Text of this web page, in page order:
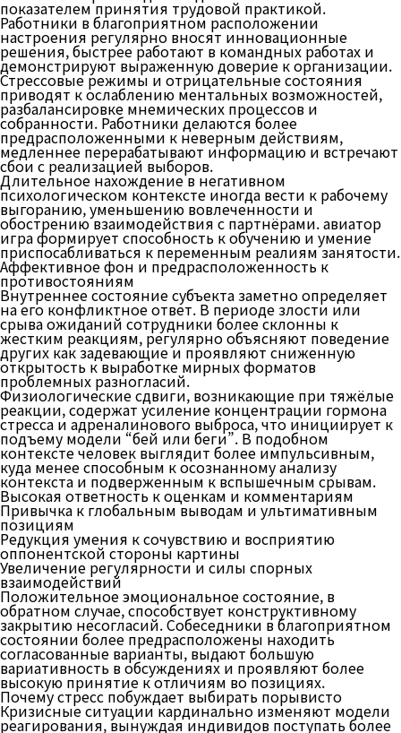
показателем принятия трудовой практикой.
Работники в благоприятном расположении
настроения регулярно вносят инновационные
решения, быстрее работают в командных работах и
демонстрируют выраженную доверие к организации.
Стрессовые режимы и отрицательные состояния
приводят к ослаблению ментальных возможностей,
разбалансировке мнемических процессов и
собранности. Работники делаются более
предрасположенными к неверным действиям,
медленнее перерабатывают информацию и встречают
сбои с реализацией выборов.
Длительное нахождение в негативном
психологическом контексте иногда вести к рабочему
выгоранию, уменьшению вовлеченности и
обострению взаимодействия с партнёрами. авиатор
игра формирует способность к обучению и умение
приспосабливаться к переменным реалиям занятости.
Аффективное фон и предрасположенность к
противостояниям
Внутреннее состояние субъекта заметно определяет
на его конфликтное ответ. В периоде злости или
срыва ожиданий сотрудники более склонны к
жестким реакциям, регулярно объясняют поведение
других как задевающие и проявляют сниженную
открытость к выработке мирных форматов
проблемных разногласий.
Физиологические сдвиги, возникающие при тяжёлые
реакции, содержат усиление концентрации гормона
стресса и адреналинового выброса, что инициирует к
подъему модели “бей или беги”. В подобном
контексте человек выглядит более импульсивным,
куда менее способным к осознанному анализу
контекста и подверженным к вспышечным срывам.
Высокая ответность к оценкам и комментариям
Привычка к глобальным выводам и ультимативным
позициям
Редукция умения к сочувствию и восприятию
оппонентской стороны картины
Увеличение регулярности и силы спорных
взаимодействий
Положительное эмоциональное состояние, в
обратном случае, способствует конструктивному
закрытию несогласий. Собеседники в благоприятном
состоянии более предрасположены находить
согласованные варианты, выдают большую
вариативность в обсуждениях и проявляют более
высокую принятие к отличиям во позициях.
Почему стресс побуждает выбирать порывисто
Кризисные ситуации кардинально изменяют модели
реагирования, вынуждая индивидов поступать более